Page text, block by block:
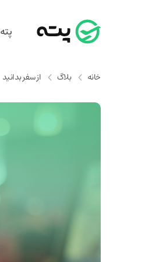
پته
خانه بلاگ از سفر بدانید